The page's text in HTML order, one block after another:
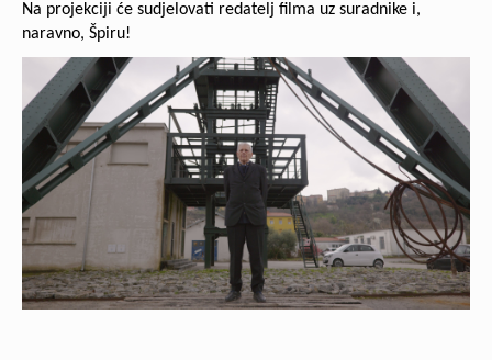
Na projekciji će sudjelovati redatelj filma uz suradnike i,
naravno, Špiru!